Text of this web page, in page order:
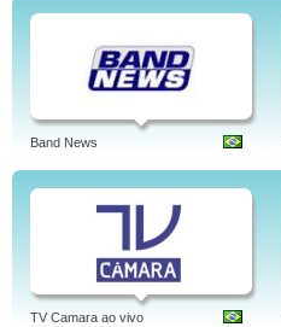
Band News
TV Camara ao vivo